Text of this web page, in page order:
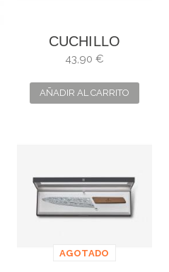
CUCHILLO
CUDEMAN YODA
43,90 €
AÑADIR AL CARRITO
AGOTADO